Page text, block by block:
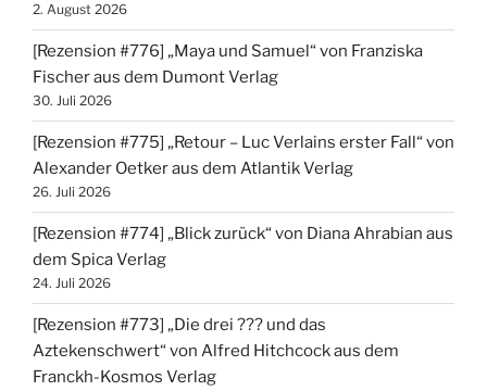
2. August 2026
[Rezension #776] „Maya und Samuel“ von Franziska
Fischer aus dem Dumont Verlag
30. Juli 2026
[Rezension #775] „Retour – Luc Verlains erster Fall“ von
Alexander Oetker aus dem Atlantik Verlag
26. Juli 2026
[Rezension #774] „Blick zurück“ von Diana Ahrabian aus
dem Spica Verlag
24. Juli 2026
[Rezension #773] „Die drei ??? und das
Aztekenschwert“ von Alfred Hitchcock aus dem
Franckh-Kosmos Verlag